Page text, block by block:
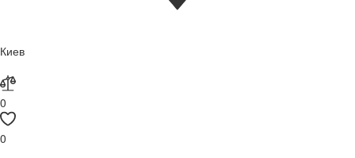
Киев
0
0